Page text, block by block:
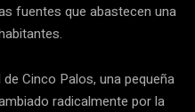
fuentes que abastecen una
Cinco Palos, una pequeña
radicalmente por la